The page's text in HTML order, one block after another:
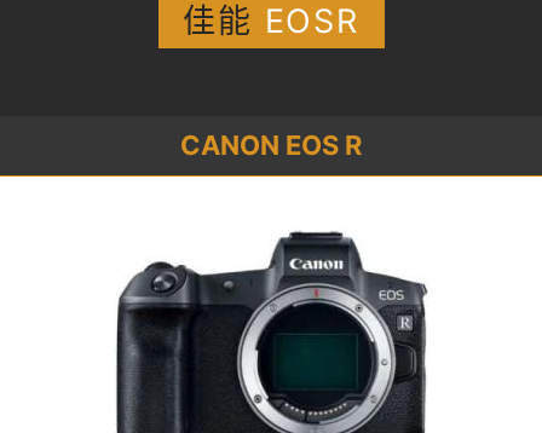
佳能 EOSR
CANON EOS R